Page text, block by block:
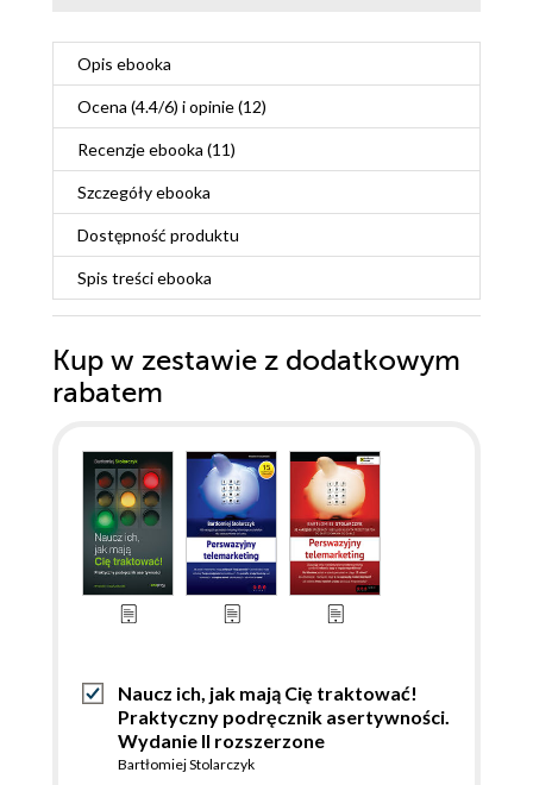
Opis ebooka
Ocena (4.4/6) i opinie (12)
Recenzjeebooka (11)
Szczegółyebooka
Dostępność produktu
Spis treściebooka
Kup w zestawie z dodatkowym
rabatem
Naucz ich, jak mają Cię traktować!
Praktyczny podręcznik asertywności.
Wydanie II rozszerzone
Bartłomiej Stolarczyk